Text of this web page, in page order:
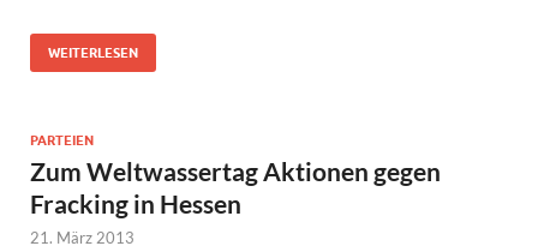
WEITERLESEN
PARTEIEN
Zum Weltwassertag Aktionen gegen
Fracking in Hessen
21. März 2013